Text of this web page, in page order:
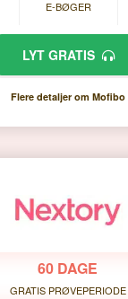
E-BØGER
LYT GRATIS
Flere detaljer om Mofibo
60 DAGE
GRATIS PRØVEPERIODE